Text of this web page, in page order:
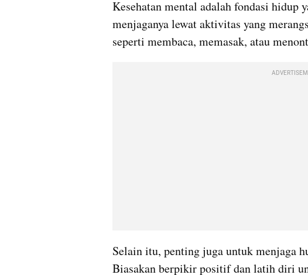
Kesehatan mental adalah fondasi hidup
menjaganya lewat aktivitas yang
seperti membaca, memasak, atau
Selain itu, penting juga untuk menjaga
Biasakan berpikir positif dan latih diri